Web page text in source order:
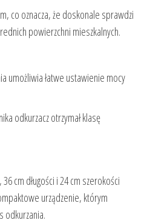
co oznacza, że doskonale sprawdzi
powierzchni mieszkalnych.
umożliwia łatwe ustawienie mocy
odkurzacz otrzymał klasę
cm długości i 24 cm szerokości
urządzenie, którym
odkurzania.